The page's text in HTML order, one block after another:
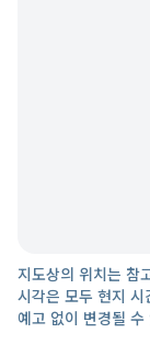
지도상의 위치는 참
시각은 모두 현지
예고 없이 변경될 수